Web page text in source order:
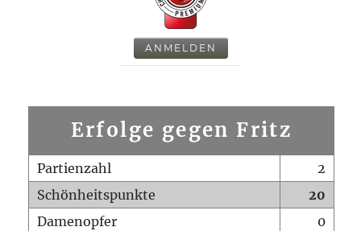
ANMELDEN
Erfolge gegen Fritz
Partienzahl
2
Schönheitspunkte
20
Damenopfer
0